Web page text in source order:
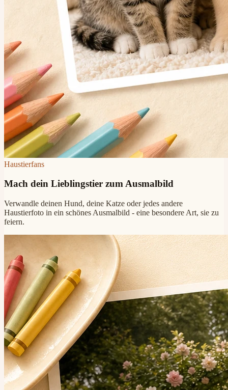
Haustierfans
Mach dein Lieblingstier zum Ausmalbild
Verwandle deinen Hund, deine Katze oder jedes andere
Haustierfoto in ein schönes Ausmalbild - eine besondere Art, sie zu
feiern.